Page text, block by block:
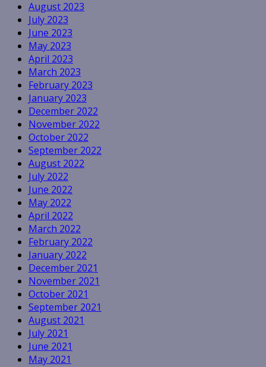
August 2023
July 2023
June 2023
May 2023
April 2023
March 2023
February 2023
January 2023
December 2022
November 2022
October 2022
September 2022
August 2022
July 2022
June 2022
May 2022
April 2022
March 2022
February 2022
January 2022
December 2021
November 2021
October 2021
September 2021
August 2021
July 2021
June 2021
May 2021